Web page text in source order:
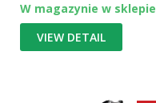
W magazynie w sklepie
VIEW DETAIL